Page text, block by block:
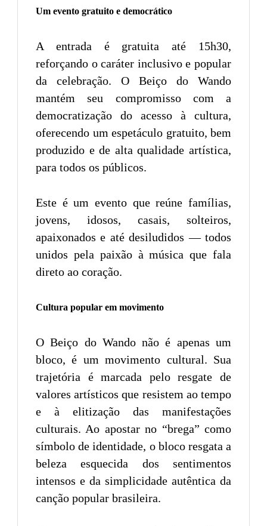
Um evento gratuito e democrático
A entrada é gratuita até 15h30,
reforçando o caráter inclusivo e popular
da celebração. O Beiço do Wando
mantém seu compromisso com a
democratização do acesso à cultura,
oferecendo um espetáculo gratuito, bem
produzido e de alta qualidade artística,
para todos os públicos.
Este é um evento que reúne famílias,
jovens, idosos, casais, solteiros,
apaixonados e até desiludidos — todos
unidos pela paixão à música que fala
direto ao coração.
Cultura popular em movimento
O Beiço do Wando não é apenas um
bloco, é um movimento cultural. Sua
trajetória é marcada pelo resgate de
valores artísticos que resistem ao tempo
e à elitização das manifestações
culturais. Ao apostar no “brega” como
símbolo de identidade, o bloco resgata a
beleza esquecida dos sentimentos
intensos e da simplicidade autêntica da
canção popular brasileira.